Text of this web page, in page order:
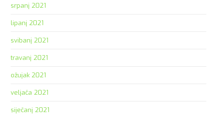
srpanj 2021
lipanj 2021
svibanj 2021
travanj 2021
ožujak 2021
veljača 2021
siječanj 2021